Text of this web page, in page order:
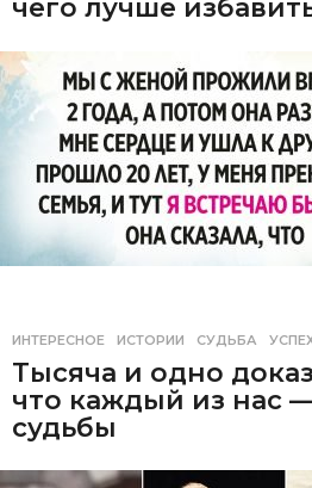
чего лучше
ИНТЕРЕСНОЕ ИСТОРИИ ,СУДЬБА ,
Тысяча и одно
что каждый из нас
судьбы